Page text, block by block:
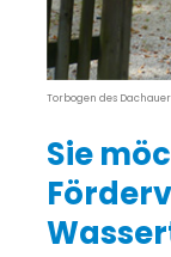
Torbogen des
Sie